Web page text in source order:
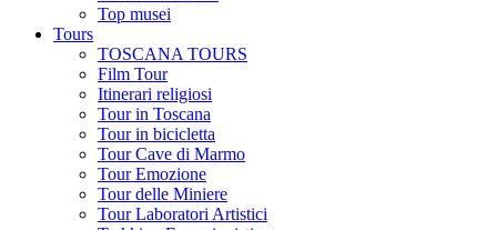
Top musei
Tours
TOSCANA TOURS
Film Tour
Itinerari religiosi
Tour in Toscana
Tour in bicicletta
Tour Cave di Marmo
Tour Emozione
Tour delle Miniere
Tour Laboratori Artistici